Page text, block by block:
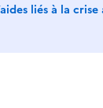
liés à la